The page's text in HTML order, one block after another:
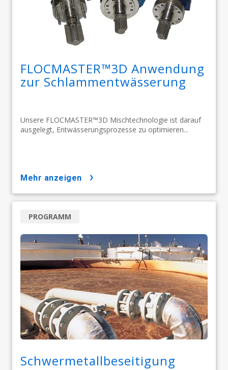
FLOCMASTER™3D Anwendung
zur Schlammentwässerung
Unsere FLOCMASTER™3D Mischtechnologie ist darauf
ausgelegt, Entwässerungsprozesse zu optimieren...
mehr anzeigen
Schwermetallbeseitigung
PROGRAMM